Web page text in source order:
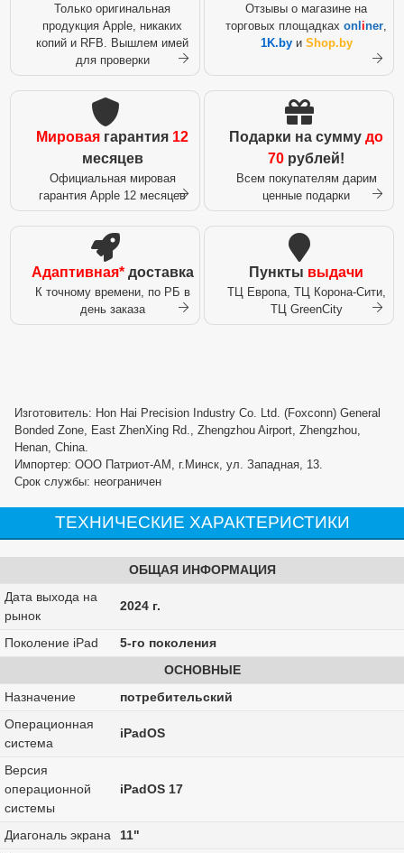
Только оригинальная
продукция Apple, никаких
копий и RFB. Вышлем имей
для проверки
Отзывы о магазине на
торговых площадках onliner
1K.byи Shop.by
Мировая гарантия 12
месяцев
Официальная мировая
гарантия Apple 12 месяцев
Подарки на сумму до
70 рублей!
Всем покупателям дарим
ценные подарки
Адаптивная*доставка
К точному времени, по РБ в
день заказа
Пункты выдачи
ТЦ Европа, ТЦ Корона-Сити,
ТЦ GreenCity
Изготовитель: Hon Hai Precision Industry Co. Ltd. (Foxconn) General
Bonded Zone, East ZhenXing Rd., Zhengzhou Airport, Zhengzhou,
Henan, China.
Импортер: ООО Патриот-АМ, г.Минск, ул. Западная, 13.
Срок службы: неограничен
ТЕХНИЧЕСКИЕ ХАРАКТЕРИСТИКИ
ОБЩАЯ ИНФОРМАЦИЯ
Дата выхода на
рынок
2024 г.
Поколение iPad
5-го поколения
ОСНОВНЫЕ
Назначение
потребительский
Операционная
система
iPadOS
Версия
операционной
системы
iPadOS 17
Диагональ экрана
11"